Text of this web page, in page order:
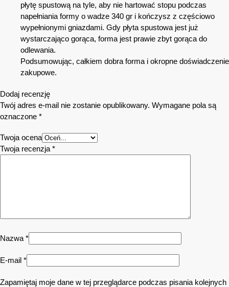
płytę spustową na tyle, aby nie hartować stopu podczas
napełniania formy o wadze 340 gr i kończysz z częściowo
wypełnionymi gniazdami. Gdy płyta spustowa jest już
wystarczająco gorąca, forma jest prawie zbyt gorąca do
odlewania.
Podsumowując, całkiem dobra forma i okropne doświadczenie
zakupowe.
Dodaj recenzję
Twój adres e-mail nie zostanie opublikowany. Wymagane pola są
oznaczone *
Twoja ocena
Twoja recenzja *
Nazwa *
E-mail *
Zapamiętaj moje dane w tej przeglądarce podczas pisania kolejnych